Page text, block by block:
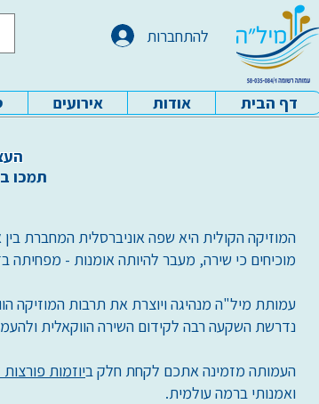
להתחברות
עמותת מיל"ה - דף הביתדף הבית אודות אירועים
תמכו
המוזיקה הקולית היא שפה אוניברסלית המחברת
מוכיחים כי שירה, מעבר להיותה אומנות - מפחיתה
נדרשת השקעה רבה לקידום השירה הווקאלית
העמותה מזמינה אתכם לקחת חלק ביוזמות
ואמנותי ברמה עולמית.